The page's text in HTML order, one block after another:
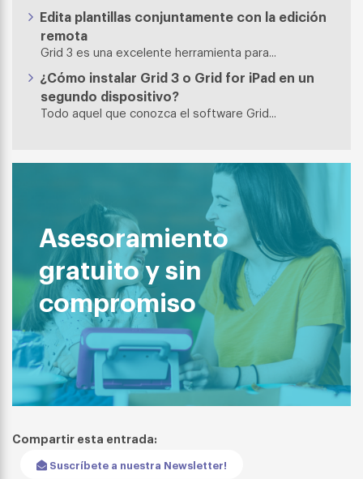
Edita plantillas conjuntamente con la edición
remota
Grid 3 es una excelente herramienta para...
¿Cómo instalar Grid 3 o Grid for iPad en un
segundo dispositivo?
Todo aquel que conozca el software Grid...
Asesoramiento
gratuito y sin
compromiso
Compartir esta entrada:
Suscríbete a nuestra Newsletter!